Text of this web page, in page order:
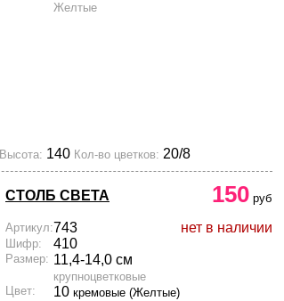
Желтые
Высота: 140 Кол-во цветков: 20/8
СТОЛБ СВЕТА 150 руб
нет в наличии
Артикул:743
Шифр: 410
Размер: 11,4-14,0 см
крупноцветковые
Цвет:
10 кремовые (Желтые)